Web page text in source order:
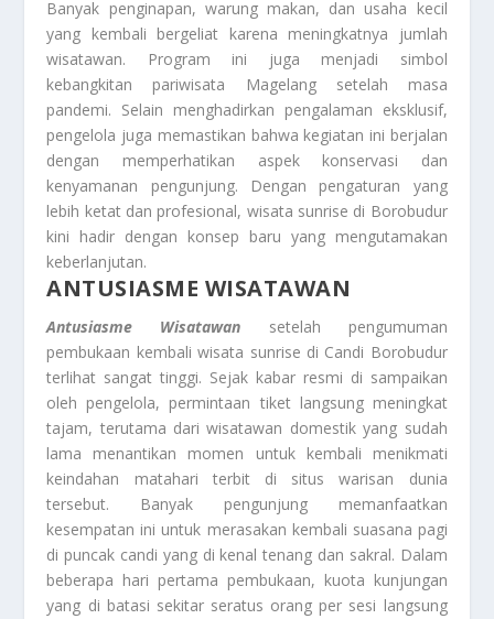
Banyak penginapan, warung makan, dan usaha kecil
yang kembali bergeliat karena meningkatnya jumlah
wisatawan. Program ini juga menjadi simbol
kebangkitan pariwisata Magelang setelah masa
pandemi. Selain menghadirkan pengalaman eksklusif,
pengelola juga memastikan bahwa kegiatan ini berjalan
dengan memperhatikan aspek konservasi dan
kenyamanan pengunjung. Dengan pengaturan yang
lebih ketat dan profesional, wisata sunrise di Borobudur
kini hadir dengan konsep baru yang mengutamakan
keberlanjutan.
ANTUSIASME WISATAWAN
Antusiasme Wisatawan setelah pengumuman
pembukaan kembali wisata sunrise di Candi Borobudur
terlihat sangat tinggi. Sejak kabar resmi di sampaikan
oleh pengelola, permintaan tiket langsung meningkat
tajam, terutama dari wisatawan domestik yang sudah
lama menantikan momen untuk kembali menikmati
keindahan matahari terbit di situs warisan dunia
tersebut. Banyak pengunjung memanfaatkan
kesempatan ini untuk merasakan kembali suasana pagi
di puncak candi yang di kenal tenang dan sakral. Dalam
beberapa hari pertama pembukaan, kuota kunjungan
yang di batasi sekitar seratus orang per sesi langsung